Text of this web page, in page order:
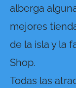
alberga
mejores
de la isla y la
Shop.
Todas las